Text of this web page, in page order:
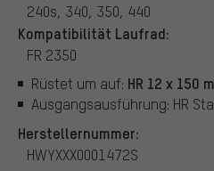
240s, 340, 350, 440
Kompatibilität Laufrad:
FR 2350
Rüstet um auf: HR 12 x 150
Ausgangsausführung: HR
Herstellernummer:
HWYXXX0001472S